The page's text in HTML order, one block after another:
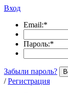
Вход
Email:*
Пароль:*
Забыли пароль?
/ Регистрация